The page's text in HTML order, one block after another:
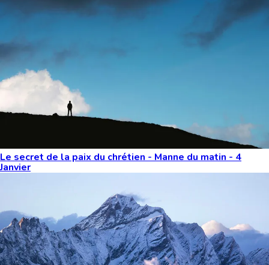
Le secret de la paix du chrétien - Manne du matin - 4
Janvier